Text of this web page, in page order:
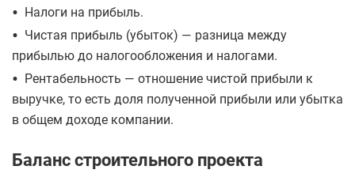
• Налоги на прибыль.
• Чистая прибыль (убыток) — разница между
прибылью до налогообложения и налогами.
• Рентабельность — отношение чистой прибыли к
выручке, то есть доля полученной прибыли или убытка
в общем доходе компании.
Баланс строительного проекта